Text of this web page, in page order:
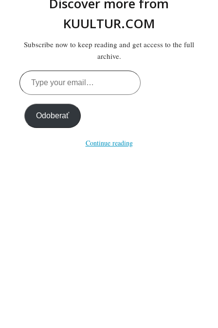
KUULTUR.COM
Subscribe now to keep reading and get access to the full
archive.
Type
your
email…
Odoberať
Continue reading